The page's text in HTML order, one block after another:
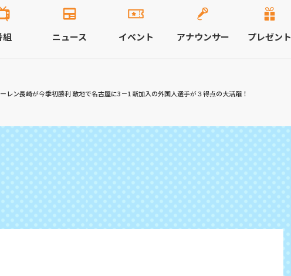
組 ニュース イベント アナウンサー プレゼント
ーレン長崎が今季初勝利 敵地で名古屋に3－1 新加入の外国人選手が３得点の大活躍！